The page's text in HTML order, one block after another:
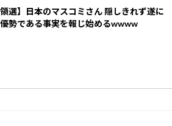
領選】日本のマスコミさん 隠しきれず遂に
優勢である事実を報じ始めるwwww